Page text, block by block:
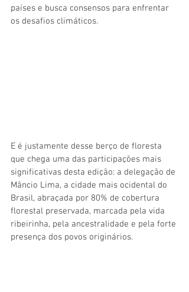
países e busca consensos para enfrentar
os desafios climáticos.
E é justamente desse berço de floresta
que chega uma das participações mais
significativas desta edição: a delegação de
Mâncio Lima, a cidade mais ocidental do
Brasil, abraçada por 80% de cobertura
florestal preservada, marcada pela vida
ribeirinha, pela ancestralidade e pela forte
presença dos povos originários.